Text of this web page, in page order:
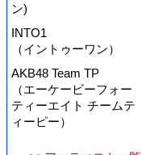
ン)
INTO1
（イントゥーワン）
AKB48 Team TP
（エーケービーフォー
ティーエイト チームテ
ィーピー）